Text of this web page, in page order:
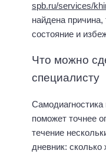
spb.ru/services/
найдена
состояние и
Что можно
специалисту
поможет точнее
течение
дневник: сколько